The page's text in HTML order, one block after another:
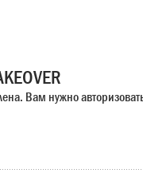
Вам нужно